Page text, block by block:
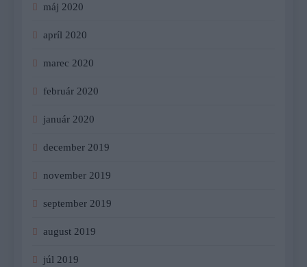
máj 2020
apríl 2020
marec 2020
február 2020
január 2020
december 2019
november 2019
september 2019
august 2019
júl 2019